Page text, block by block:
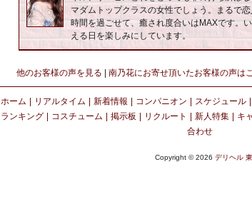
マダムトップクラスの女性でしょう。まるで
時間を過ごせて、癒され度合いはMAXです。
える日を楽しみにしています。
他のお客様の声を見る 南乃花にお寄せ頂いたお客様の声は
ホーム リアルタイム 新着情報 コンパニオン スケジュール
ランキング
コスチューム 掲示板 リクルート 新人特集 キ
合わせ
Copyright © 2026 デリヘル